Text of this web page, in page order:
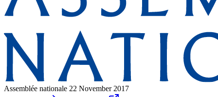
Assemblée nationale 22 November 2017